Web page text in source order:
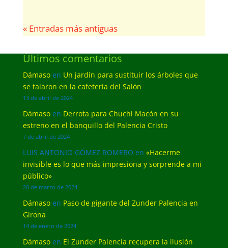
« Entradas más antiguas
Últimos comentarios
Dámasoen Un jardín para sustituir los árboles que
se talaron en la cafetería del Salón
13 de abril de 2024
Dámasoen Derrota para Chuchi Macón en su
estreno en el banquillo del Palencia Cristo
7 de abril de 2024
LUIS ANTONIO GÓMEZ ROMERO en «Hacerme
invisible es lo que más impresiona y sorprende a mi
público»
20 de marzo de 2024
Dámasoen Paso de gigante del Zunder Palencia en
Girona
14 de enero de 2024
Dámasoen El Zunder Palencia recupera la ilusión